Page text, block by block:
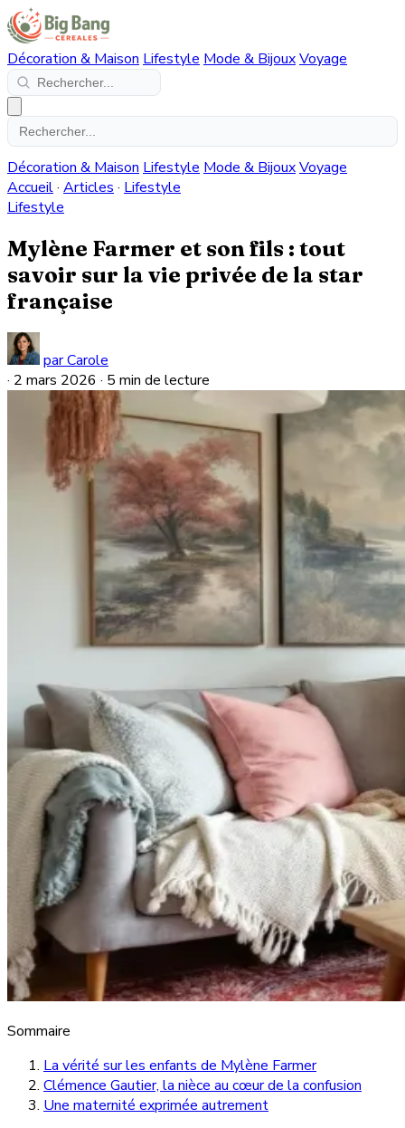
Décoration & Maison Lifestyle Mode & BijouxVoyage
Décoration & Maison Lifestyle Mode & BijouxVoyage
Accueil· Articles · Lifestyle
Lifestyle
Mylène Farmer et son fils : tout
savoir sur la vie privée de la star
française
par Carole
· 2 mars 2026 · 5 min de lecture
Sommaire
La vérité sur les enfants de Mylène Farmer
Clémence Gautier, la nièce au cœur de la confusion
Une maternité exprimée autrement